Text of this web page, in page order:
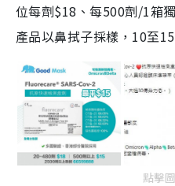
位每劑$18、每500劑/1箱
產品以鼻拭子採樣，10至
點擊